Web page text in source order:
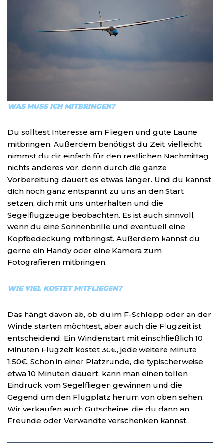
WAS MUSS ICH MITBRINGEN?
Du solltest Interesse am Fliegen und gute Laune
mitbringen. Außerdem benötigst du Zeit, vielleicht
nimmst du dir einfach für den restlichen Nachmittag
nichts anderes vor, denn durch die ganze
Vorbereitung dauert es etwas länger. Und du kannst
dich noch ganz entspannt zu uns an den Start
setzen, dich mit uns unterhalten und die
Segelflugzeuge beobachten. Es ist auch sinnvoll,
wenn du eine Sonnenbrille und eventuell eine
Kopfbedeckung mitbringst. Außerdem kannst du
gerne ein Handy oder eine Kamera zum
Fotografieren mitbringen.
WIE VIEL KOSTET MITFLIEGEN?
Das hängt davon ab, ob du im F-Schlepp oder an der
Winde starten möchtest, aber auch die Flugzeit ist
entscheidend. Ein Windenstart mit einschließlich 10
Minuten Flugzeit kostet 30€, jede weitere Minute
1,50€. Schon in einer Platzrunde, die typischerweise
etwa 10 Minuten dauert, kann man einen tollen
Eindruck vom Segelfliegen gewinnen und die
Gegend um den Flugplatz herum von oben sehen.
Wir verkaufen auch Gutscheine, die du dann an
Freunde oder Verwandte verschenken kannst.